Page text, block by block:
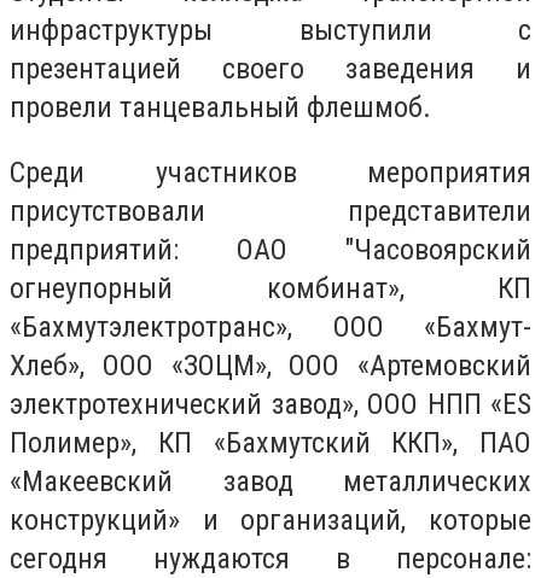
инфраструктуры выступили с
презентацией своего заведения и
провели танцевальный флешмоб.
Среди участников мероприятия
присутствовали представители
предприятий: ОАО "Часовоярский
огнеупорный комбинат», КП
«Бахмутэлектротранс», ООО «Бахмут-
Хлеб», ООО «ЗОЦМ», ООО «Артемовский
электротехнический завод», ООО НПП «ES
Полимер», КП «Бахмутский ККП», ПАО
«Макеевский завод металлических
конструкций» и организаций, которые
сегодня нуждаются в персонале: